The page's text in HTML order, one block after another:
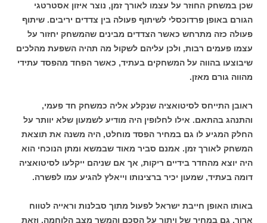
שכן במשחק החוזר על עצמו לאורך זמן, נוצר איזון אסטרטגי
הגורם באופן פרדוכסלי לשיתוף פעולה בין צדדים יריבים. שיתוף
פעולה כזה מתרחש כאשר הצדדים מבינים שהמשחק יחזור על
עצמו פעמים רבות, ולכן עליהם לשקול מה תהיה השפעת מהלכים
שיבוצעו בהווה על המשחקים בעתיד, כאשר הפחד מהפסד עתידי
מהווה גורם מאזן.
ראובן התייחס לסיטואציה שנקלע אליה כמשחק חד פעמי,
והתנהג בהתאם. אילו לחלופין היה מודיע לשמעון שלא יוותר על
החלק המגיע לו גם במחיר הפסד מוחלט, היה משנה את תוצאת
המשחק לאורך זמן. אמנם סביר מאוד שבמשא ומתן הנוכחי הוא
היה יוצא מהחדר בידיים ריקות, אך אם שניהם ייקלעו לסיטואציה
דומה בעתיד, שמעון יכיר ברצינותו וייאלץ להגיע עמו לפשרה.
באותו האופן חייבת ישראל לפעול מתוך סבלנות וראייה לטווח
ארוך, גם במחיר של ויתור על הסכם והמשך מצב הלוחמה, וזאת